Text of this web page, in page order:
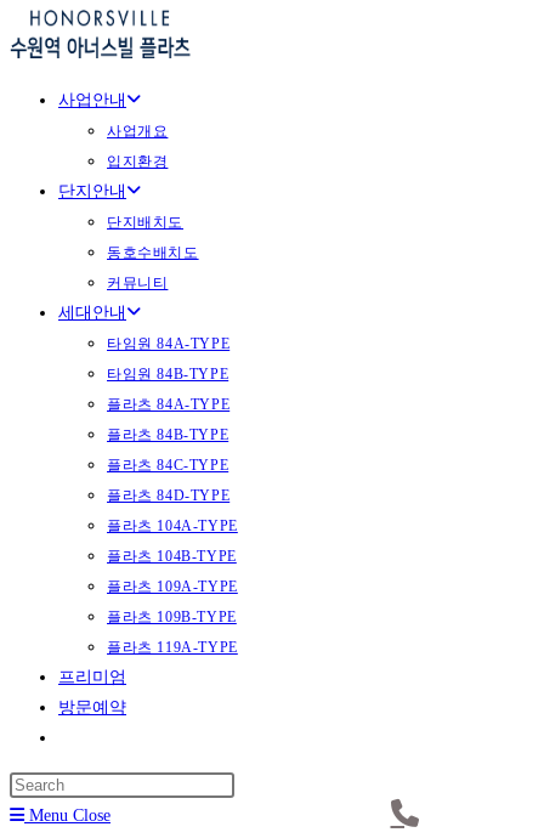
Skip
to
사업안내
사업개요
입지환경
단지안내
단지배치도
동호수배치도
커뮤니티
세대안내
타임원 84A-TYPE
타임원 84B-TYPE
플라츠 84A-TYPE
플라츠 84B-TYPE
플라츠 84C-TYPE
플라츠 84D-TYPE
플라츠 104A-TYPE
플라츠 104B-TYPE
플라츠 109A-TYPE
플라츠 109B-TYPE
플라츠 119A-TYPE
프리미엄
방문예약
search
Menu Close